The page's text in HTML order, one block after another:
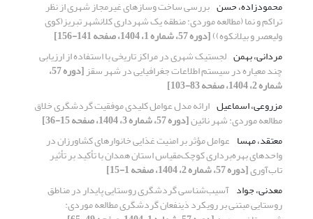
محمودزاده، حسن بررسی ساخت وساز‌های غیرمجاز شهری از نظر
تراکم و نما (مطالعه موردی: منطقه یک شهرداری کلانشهر تبریز(کوی
ولیعصر و بیلانکوه))[دوره 57، شماره 1، 1404، صفحه 141-156]
مردانی، بهمن لجستیک شهری در مراکز تاریخی با استفاده از ارزیابی
چند معیاره در سیستم اطلاعات جغرافیایی در شهر سقز [دوره 57،
شماره 2، 1404، صفحه 83-103]
مزروعی، اسماعیل ارائه مدل عوامل کلیدی موفقیت گردشگری خلاق
مطالعه موردی: شهر نائین[دوره 57، شماره 3، 1404، صفحه 15-36]
معتقد، مهسا عوامل مؤثر بر امنیت غذایی خانوارهای کشاورزان در
واحدهای بهره‌برداری کوچک‌مقیاس استان همدان با تأکید بر تأثیر
تاب‌آوری[دوره 57، شماره 2، 1404، صفحه 1-15]
معدنی، جواد آسیب‌شناسی گردشگری روستایی پایدار در مناطق
روستایی مبتنی بر رویکرد ذینفعان گردشگری مطالعه موردی: